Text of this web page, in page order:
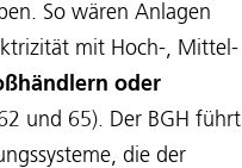
So wären Anlagen
mit Hoch-, Mittel-
oder
und 65). Der BGH führt
die der